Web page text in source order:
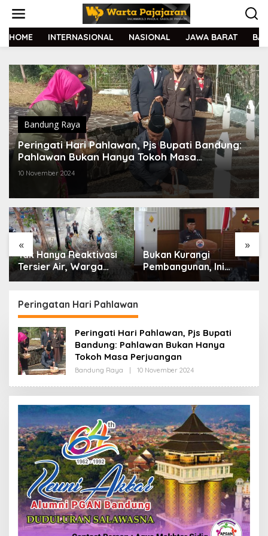
t
HOME INTERNASIONAL NASIONAL JAWA BARAT
Bandung Raya
Peringati Hari Pahlawan, Pjs Bupati Bandung:
Pahlawan Bukan Hanya Tokoh Masa
Perjuangan
10 November 2024
« »
Tak Hanya Reaktivasi
Tersier Air, Warga
Desa Ciburuy Inginkan
Padalarang
Bukan Kurangi
Pembangunan, Ini
Alasan Pemkot Cimahi
Peringatan Hari Pahlawan
Peringati Hari Pahlawan, Pjs Bupati
Bandung: Pahlawan Bukan Hanya
Tokoh Masa Perjuangan
Bandung Raya 10 November 2024
E
H
R
E
D
A
I